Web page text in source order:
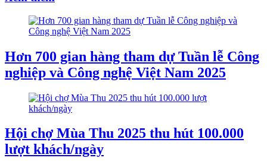
Hơn 700 gian hàng tham dự Tuần lễ Công
nghiệp và Công nghệ Việt Nam 2025
Hội chợ Mùa Thu 2025 thu hút 100.000
lượt khách/ngày